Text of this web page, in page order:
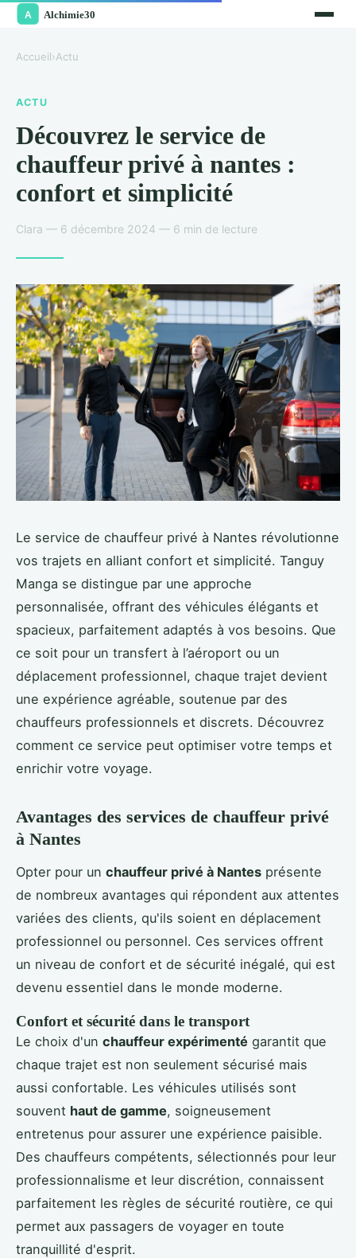
Accueil›Actu
ACTU
Découvrez le service de
chauffeur privé à nantes :
confort et simplicité
Clara — 6 décembre 2024 — 6 min de lecture
Le service de chauffeur privé à Nantes révolutionne
vos trajets en alliant confort et simplicité. Tanguy
Manga se distingue par une approche
personnalisée, offrant des véhicules élégants et
spacieux, parfaitement adaptés à vos besoins. Que
ce soit pour un transfert à l’aéroport ou un
déplacement professionnel, chaque trajet devient
une expérience agréable, soutenue par des
chauffeurs professionnels et discrets. Découvrez
comment ce service peut optimiser votre temps et
enrichir votre voyage.
Avantages des services de chauffeur privé
à Nantes
Opter pour un chauffeur privé à Nantes présente
de nombreux avantages qui répondent aux attentes
variées des clients, qu'ils soient en déplacement
professionnel ou personnel. Ces services offrent
un niveau de confort et de sécurité inégalé, qui est
devenu essentiel dans le monde moderne.
Confort et sécurité dans le transport
Le choix d'un chauffeur expérimenté garantit que
chaque trajet est non seulement sécurisé mais
aussi confortable. Les véhicules utilisés sont
souvent haut de gamme, soigneusement
entretenus pour assurer une expérience paisible.
Des chauffeurs compétents, sélectionnés pour leur
professionnalisme et leur discrétion, connaissent
parfaitement les règles de sécurité routière, ce qui
permet aux passagers de voyager en toute
tranquillité d'esprit.